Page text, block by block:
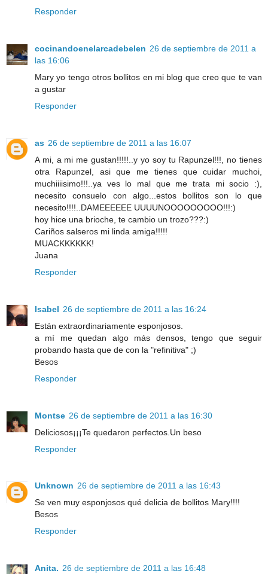
Responder
cocinandoenelarcadebelen 26 de septiembre de 2011 a
las 16:06
Mary yo tengo otros bollitos en mi blog que creo que te van
a gustar
Responder
as 26 de septiembre de 2011 a las 16:07
A mi, a mi me gustan!!!!!..y yo soy tu Rapunzel!!!, no tienes
otra Rapunzel, asi que me tienes que cuidar muchoi,
muchiiiisimo!!!..ya ves lo mal que me trata mi socio :),
necesito consuelo con algo...estos bollitos son lo que
necesito!!!!..DAMEEEEEE UUUUNOOOOOOOOO!!!:)
hoy hice una brioche, te cambio un trozo???:)
Cariños salseros mi linda amiga!!!!!
MUACKKKKKK!
Juana
Responder
Isabel 26 de septiembre de 2011 a las 16:24
Están extraordinariamente esponjosos.
a mí me quedan algo más densos, tengo que seguir
probando hasta que de con la "refinitiva" ;)
Besos
Responder
Montse 26 de septiembre de 2011 a las 16:30
Deliciosos¡¡¡Te quedaron perfectos.Un beso
Responder
Unknown 26 de septiembre de 2011 a las 16:43
Se ven muy esponjosos qué delicia de bollitos Mary!!!!
Besos
Responder
Anita. 26 de septiembre de 2011 a las 16:48